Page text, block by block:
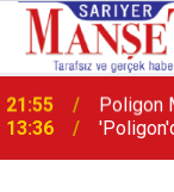
13:36